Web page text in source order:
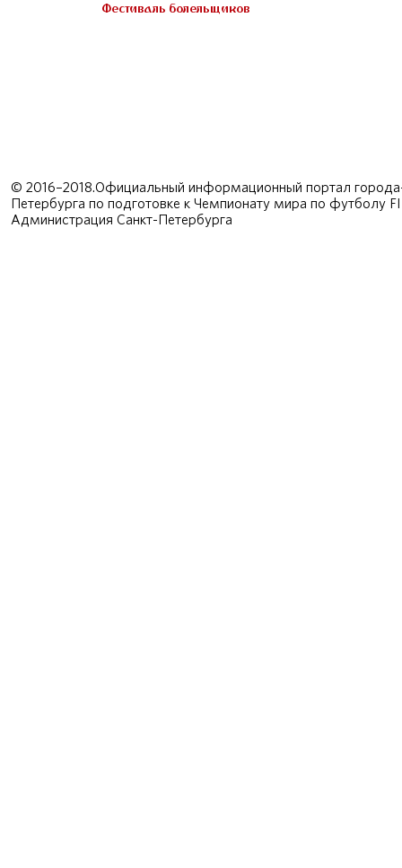
Фестиваль болельщиков
© 2016–2018.Официальный информационный портал
Петербурга по подготовке к Чемпионату мира по футболу
Администрация Санкт-Петербурга